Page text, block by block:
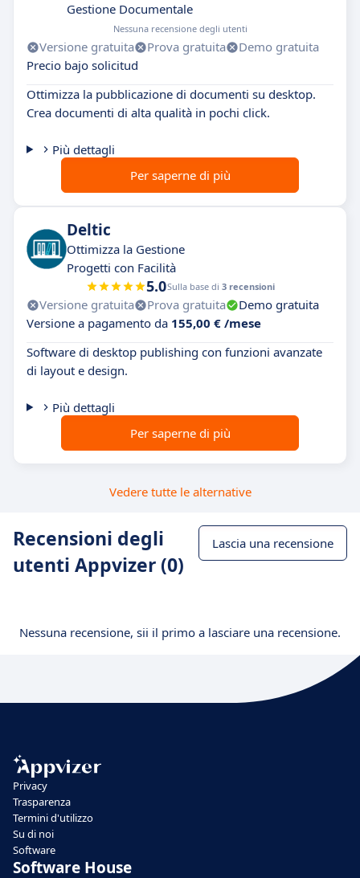
Gestione Documentale
Nessuna recensione degli utenti
Versione gratuita Prova gratuita
Demo gratuita
Precio bajo solicitud
Ottimizza la pubblicazione di documenti su desktop.
Crea documenti di alta qualità in pochi click.
Più dettagli
Per saperne di più
Deltic
Ottimizza la Gestione
Progetti con Facilità
5.0Sulla base di 3 recensioni
Versione gratuita Prova gratuita
Demo gratuita
Versione a pagamento da 155,00 € /mese
Software di desktop publishing con funzioni avanzate
di layout e design.
Più dettagli
Per saperne di più
Vedere tutte le alternative
Recensioni degli
utenti Appvizer (0)
Lascia una recensione
Nessuna recensione, sii il primo a lasciare una recensione.
Privacy
Trasparenza
Termini d'utilizzo
Su di noi
Software
Software House